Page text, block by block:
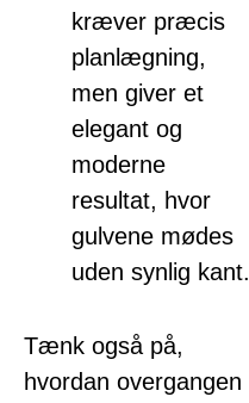
kræver præcis
planlægning,
men giver et
elegant og
moderne
resultat, hvor
gulvene mødes
uden synlig kant.
Tænk også på,
hvordan overgangen